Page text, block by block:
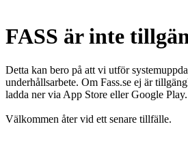
FASS är inte
Detta kan bero på att vi utför
underhållsarbete. Om Fass.se ej är
ladda ner via App Store eller Google Play.
Välkommen åter vid ett senare tillfälle.